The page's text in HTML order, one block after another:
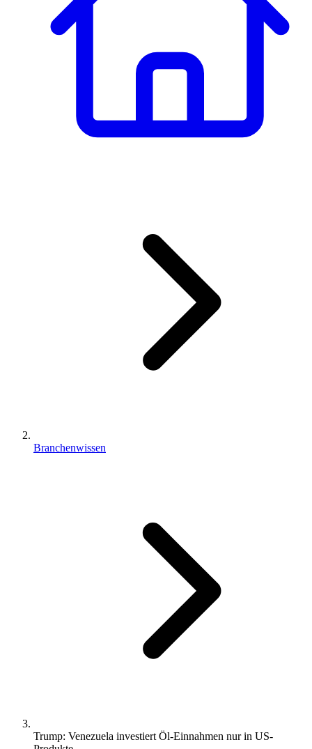
Branchenwissen
Trump: Venezuela investiert Öl-Einnahmen nur in US-